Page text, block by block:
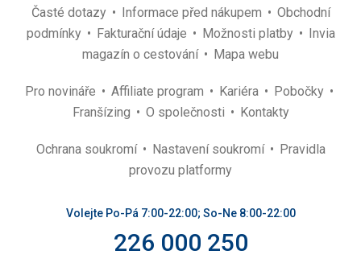
Časté dotazy Informace před nákupem
Obchodní
podmínky
Fakturační údaje Možnosti platby
Invia
magazín o cestování
Mapa webu
Pro novináře Affiliate program Kariéra
Pobočky
Franšízing
O společnosti Kontakty
Ochrana soukromí Nastavení soukromí
Pravidla
provozu platformy
Volejte Po-Pá 7:00-22:00; So-Ne 8:00-22:00
226 000 250